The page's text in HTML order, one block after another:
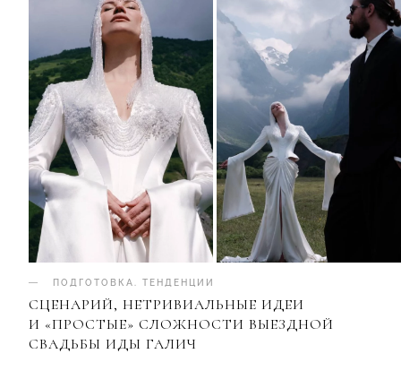
ПОДГОТОВКА. ТЕНДЕНЦИИ
СЦЕНАРИЙ, НЕТРИВИАЛЬНЫЕ ИДЕИ
И «ПРОСТЫЕ» СЛОЖНОСТИ ВЫЕЗДНОЙ
СВАДЬБЫ ИДЫ ГАЛИЧ